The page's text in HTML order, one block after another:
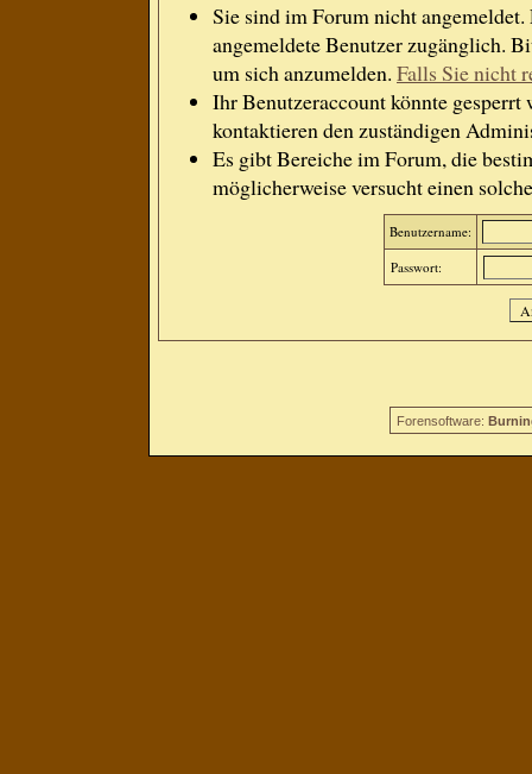
Sie sind im Forum nicht
angemeldete Benutzer zugänglich.
um sich anzumelden. Falls Sie nicht
Ihr Benutzeraccount könnte gesperrt
kontaktieren den zuständigen
Es gibt Bereiche im Forum, die
möglicherweise versucht einen
Benutzername:
Passwort:
Forensoftware: